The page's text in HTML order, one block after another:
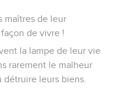
maîtres de leur
de vivre !
la lampe de leur vie
rarement le malheur
leurs biens.